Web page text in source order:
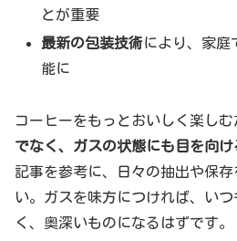
とが重要
最新の包装技術により、家庭
能に
コーヒーをもっとおいしく楽しむ
でなく、ガスの状態にも目を向
記事を参考に、日々の抽出や保
い。ガスを味方につければ、い
く、奥深いものになるはずです。